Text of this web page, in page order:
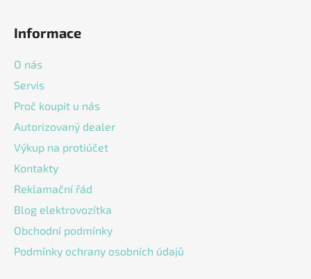
Informace
O nás
Servis
Proč koupit u nás
Autorizovaný dealer
Výkup na protiúčet
Kontakty
Reklamační řád
Blog elektrovozítka
Obchodní podmínky
Podmínky ochrany osobních údajů